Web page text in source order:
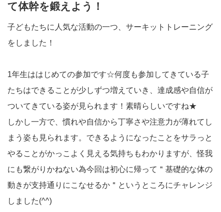
て体幹を鍛えよう！
子どもたちに人気な活動の一つ、サーキットトレーニング
をしました！
1年生ははじめての参加です☆何度も参加してきている子
たちはできることが少しずつ増えていき、達成感や自信が
ついてきている姿が見られます！素晴らしいですね★
しかし一方で、慣れや自信から丁寧さや注意力が薄れてし
まう姿も見られます。できるようになったことをサラっと
やることがかっこよく見える気持ちもわかりますが、怪我
にも繋がりかねない為今回は初心に帰って＂基礎的な体の
動きが支持通りにこなせるか＂というところにチャレンジ
しました(^^)